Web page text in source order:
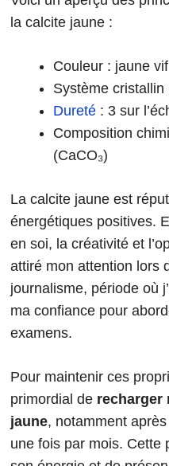
la calcite jaune :
Couleur : jaune
Système
Dureté : 3 sur
Composition
(CaCO₃)
La calcite jaune est
énergétiques positives.
en soi, la créativité et
attiré mon attention lors
journalisme, période où
ma confiance pour
examens.
Pour maintenir ces
primordial de recharger
jaune, notamment
une fois par mois. Cette